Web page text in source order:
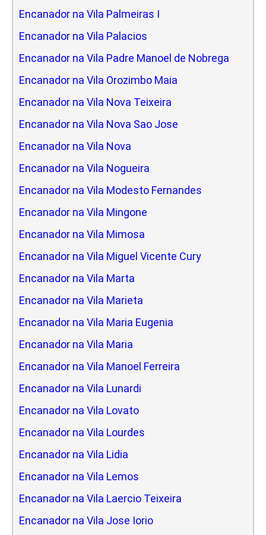
Encanador na Vila Palmeiras I
Encanador na Vila Palacios
Encanador na Vila Padre Manoel de Nobrega
Encanador na Vila Orozimbo Maia
Encanador na Vila Nova Teixeira
Encanador na Vila Nova Sao Jose
Encanador na Vila Nova
Encanador na Vila Nogueira
Encanador na Vila Modesto Fernandes
Encanador na Vila Mingone
Encanador na Vila Mimosa
Encanador na Vila Miguel Vicente Cury
Encanador na Vila Marta
Encanador na Vila Marieta
Encanador na Vila Maria Eugenia
Encanador na Vila Maria
Encanador na Vila Manoel Ferreira
Encanador na Vila Lunardi
Encanador na Vila Lovato
Encanador na Vila Lourdes
Encanador na Vila Lidia
Encanador na Vila Lemos
Encanador na Vila Laercio Teixeira
Encanador na Vila Jose Iorio